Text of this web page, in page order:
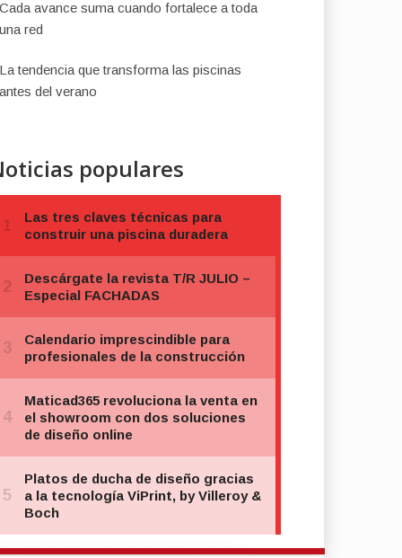
Cada avance suma cuando fortalece a toda
una red
La tendencia que transforma las piscinas
antes del verano
populares